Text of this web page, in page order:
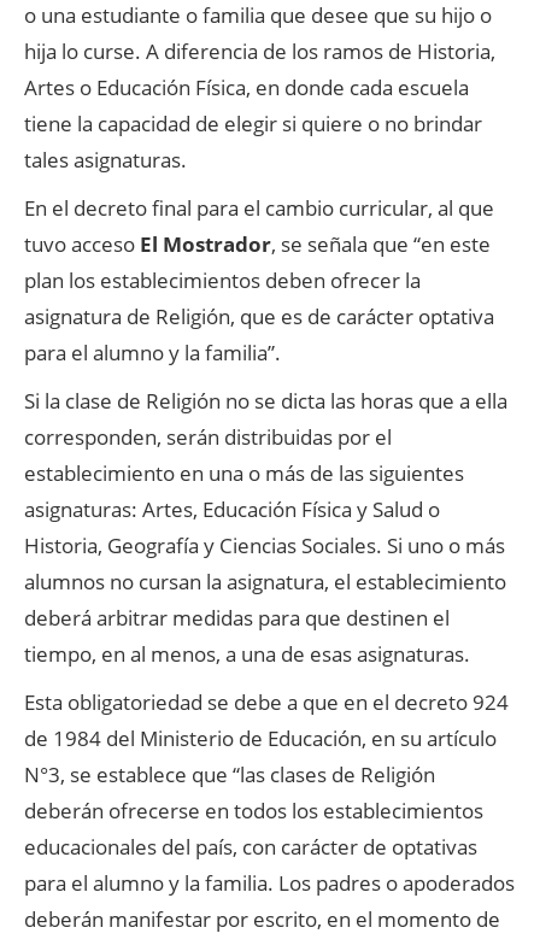
o una estudiante o familia que desee que su hijo o
hija lo curse. A diferencia de los ramos de Historia,
Artes o Educación Física, en donde cada escuela
tiene la capacidad de elegir si quiere o no brindar
tales asignaturas.
En el decreto final para el cambio curricular, al que
tuvo acceso El Mostrador, se señala que “en este
plan los establecimientos deben ofrecer la
asignatura de Religión, que es de carácter optativa
para el alumno y la familia”.
Si la clase de Religión no se dicta las horas que a ella
corresponden, serán distribuidas por el
establecimiento en una o más de las siguientes
asignaturas: Artes, Educación Física y Salud o
Historia, Geografía y Ciencias Sociales. Si uno o más
alumnos no cursan la asignatura, el establecimiento
deberá arbitrar medidas para que destinen el
tiempo, en al menos, a una de esas asignaturas.
Esta obligatoriedad se debe a que en el decreto 924
de 1984 del Ministerio de Educación, en su artículo
N°3, se establece que “las clases de Religión
deberán ofrecerse en todos los establecimientos
educacionales del país, con carácter de optativas
para el alumno y la familia. Los padres o apoderados
deberán manifestar por escrito, en el momento de